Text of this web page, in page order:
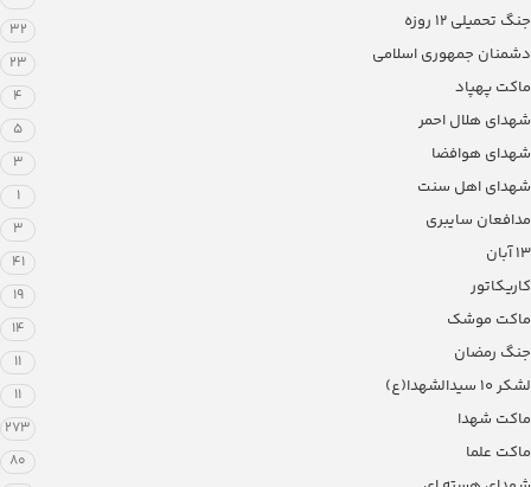
جنگ تحمیلی 12 روزه 32
دشمنان جمهوری اسلامی 23
ماکت پهپاد 4
شهدای هلال احمر 5
شهدای هوافضا 3
شهدای اهل سنت 1
مدافعان سایبری 3
13 آبان 41
کاریکاتور 19
ماکت موشک 14
جنگ رمضان 11
لشکر ۱۰ سیدالشهدا(ع) 11
ماکت شهدا 273
ماکت علما 80